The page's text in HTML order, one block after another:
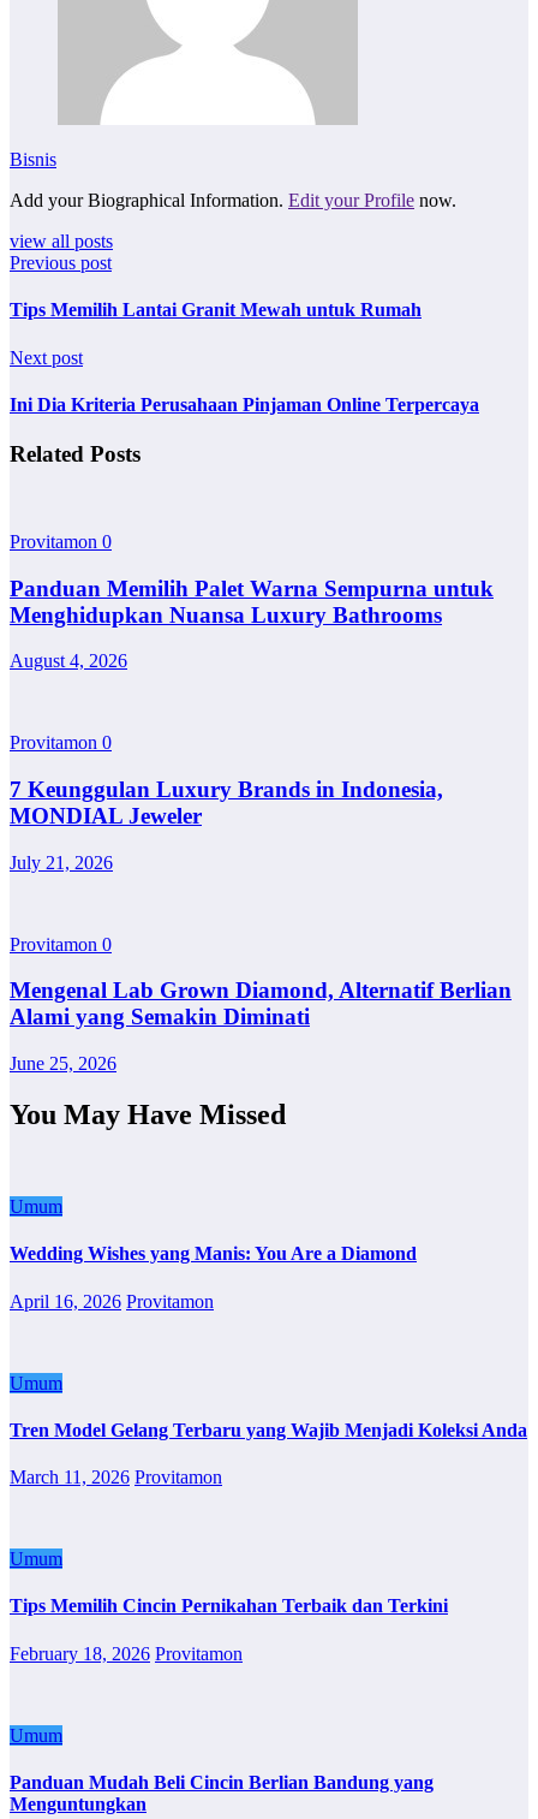
Bisnis
Add your Biographical Information. Edit your Profile now.
view all posts
Previous post
Tips Memilih Lantai Granit Mewah untuk Rumah
Next post
Ini Dia Kriteria Perusahaan Pinjaman Online Terpercaya
Related Posts
Provitamon 0
Panduan Memilih Palet Warna Sempurna untuk
Menghidupkan Nuansa Luxury Bathrooms
August 4, 2026
Provitamon 0
7 Keunggulan Luxury Brands in Indonesia,
MONDIAL Jeweler
July 21, 2026
Provitamon 0
Mengenal Lab Grown Diamond, Alternatif Berlian
Alami yang Semakin Diminati
June 25, 2026
You May Have Missed
Umum
Wedding Wishes yang Manis: You Are a Diamond
April 16, 2026 Provitamon
Umum
Tren Model Gelang Terbaru yang Wajib Menjadi Koleksi Anda
March 11, 2026 Provitamon
Umum
Tips Memilih Cincin Pernikahan Terbaik dan Terkini
February 18, 2026 Provitamon
Umum
Panduan Mudah Beli Cincin Berlian Bandung yang
Menguntungkan